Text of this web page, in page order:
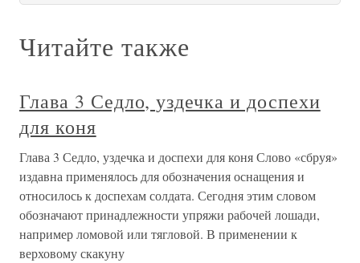
Читайте также
Глава 3 Седло, уздечка и доспехи
для коня
Глава 3 Седло, уздечка и доспехи для коня Слово «сбруя»
издавна применялось для обозначения оснащения и
относилось к доспехам солдата. Сегодня этим словом
обозначают принадлежности упряжи рабочей лошади,
например ломовой или тягловой. В применении к
верховому скакуну